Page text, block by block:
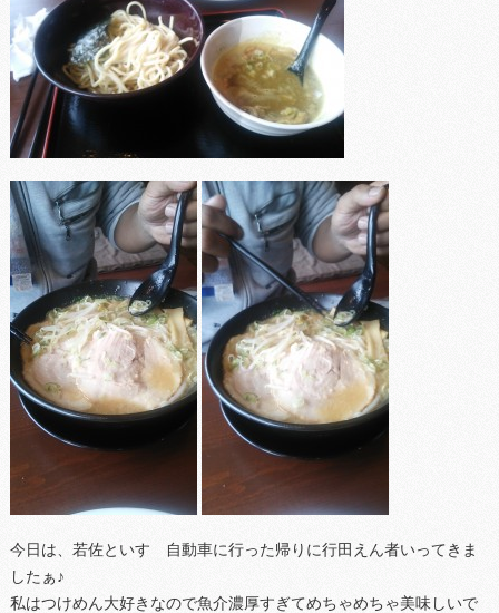
今日は、若佐といすゞ自動車に行った帰りに行田えん者いってきま
したぁ♪
私はつけめん大好きなので魚介濃厚すぎてめちゃめちゃ美味しいで